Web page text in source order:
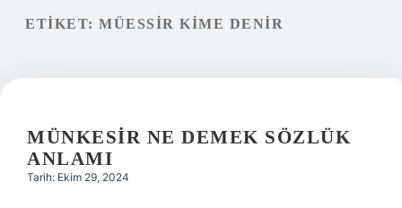
ETIKET: MÜESSIR KIME DENIR
MÜNKESIR NE DEMEK SÖZLÜK
ANLAMI
Tarih: Ekim 29, 2024